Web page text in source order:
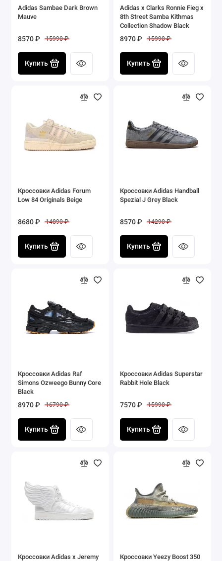
Adidas Sambae Dark Brown
Mauve
8570 ₽ 15990 ₽
Купить
Adidas x Clarks Ronnie Fieg x
8th Street Samba Kithmas
Collection Shadow Black
8970 ₽ 15990 ₽
Купить
Кроссовки Adidas Forum
Low 84 Originals Beige
8680 ₽ 14890 ₽
Купить
Кроссовки Adidas Handball
Spezial J Grey Black
8570 ₽ 14290 ₽
Купить
Кроссовки Adidas Raf
Simons Ozweego Bunny Core
Black
8970 ₽ 16790 ₽
Купить
Кроссовки Adidas Superstar
Rabbit Hole Black
7570 ₽ 15990 ₽
Купить
Кроссовки Adidas x Jeremy
Кроссовки Yeezy Boost 350